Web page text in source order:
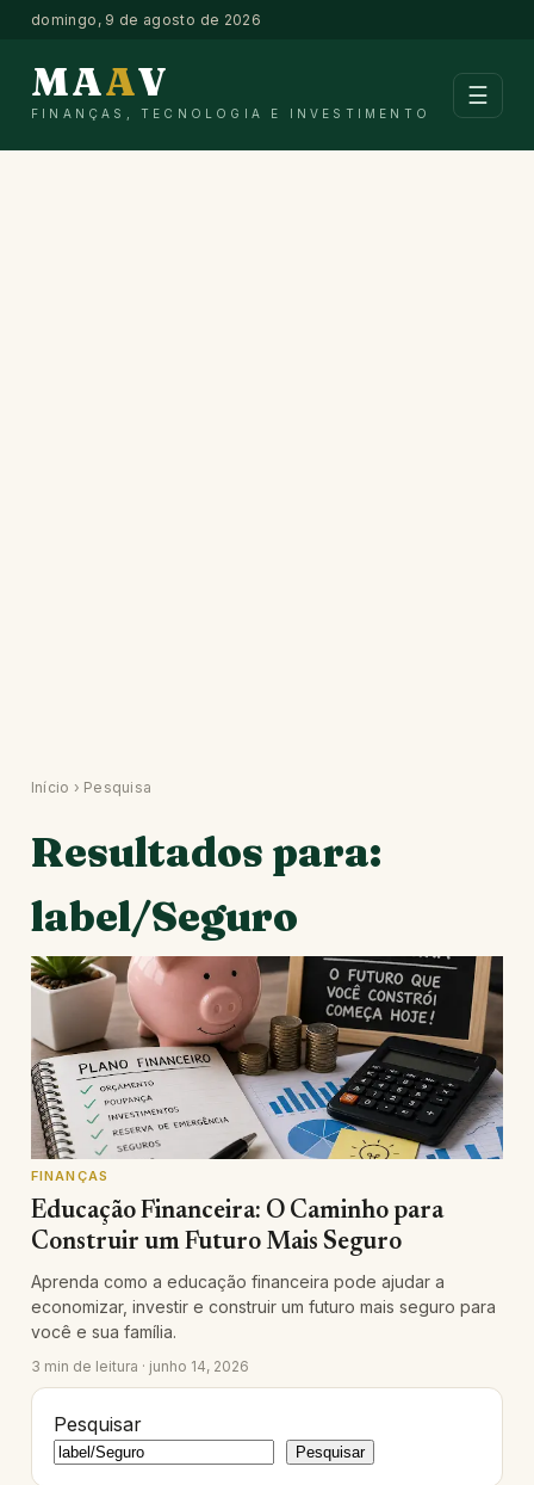
domingo, 9 de agosto de 2026
MAAV
FINANÇAS, TECNOLOGIA E INVESTIMENTO
☰
Início › Pesquisa
Resultados para:
label/Seguro
FINANÇAS
Educação Financeira: O Caminho para
Construir um Futuro Mais Seguro
Aprenda como a educação financeira pode ajudar a
economizar, investir e construir um futuro mais seguro para
você e sua família.
3 min de leitura · junho 14, 2026
Pesquisar
Pesquisar